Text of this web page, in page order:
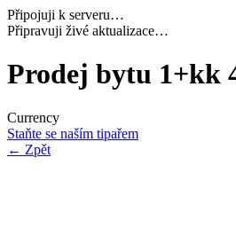
Připojuji k serveru…
Načítám potřebná data…
Prodej bytu 1+kk
Currency
Staňte se naším tipařem
← Zpět